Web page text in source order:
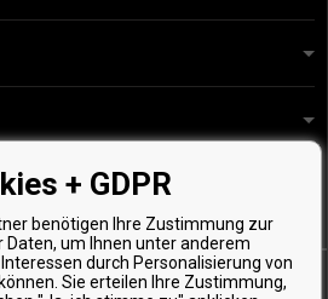
Zahlungen und Versand
Waren
Produktproben
Professionals
Organic
+ GDPR
benötigen Ihre Zustimmung zur
Daten, um Ihnen unter anderem
durch Personalisierung von
Sie erteilen Ihre Zustimmung,